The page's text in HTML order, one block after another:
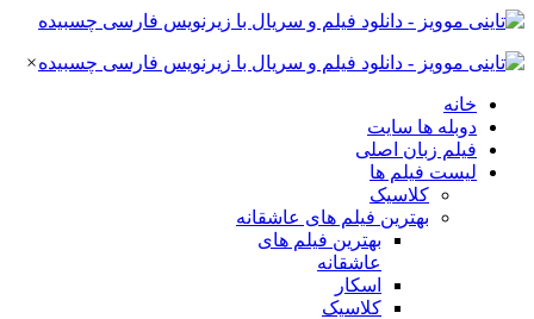
×
خانه
دوبله ها سایت
فیلم زبان اصلی
لیست فیلم ها
کلاسیک
بهترین فیلم های عاشقانه
بهترین فیلم های
عاشقانه
اسکار
کلاسیک